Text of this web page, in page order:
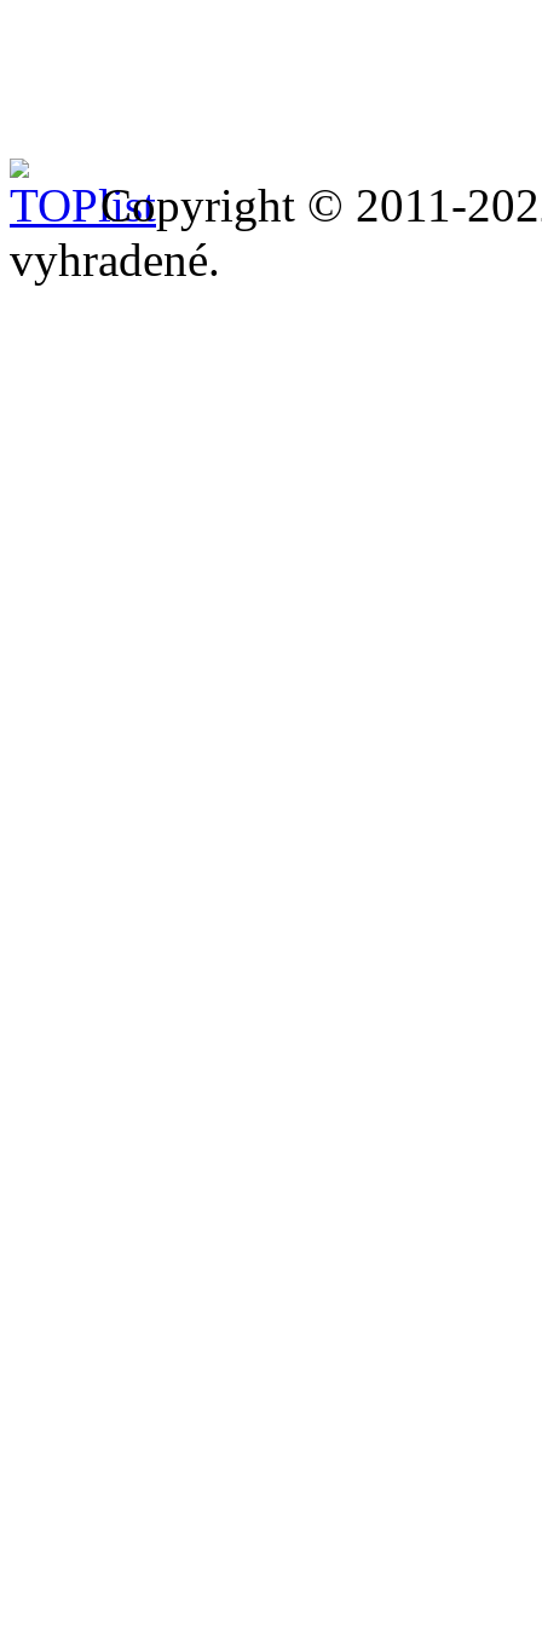
Copyright © 2011-
vyhradené.